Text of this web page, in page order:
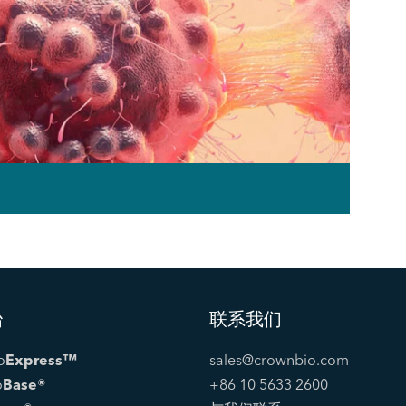
Express™
Base®
联系我们
sales@crownbio.com
+86 10 5633 2600